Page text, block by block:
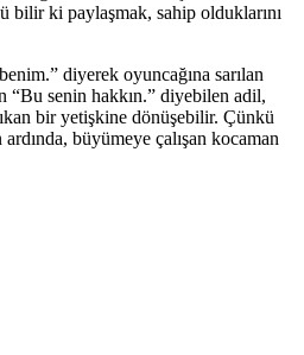
bilir ki paylaşmak, sahip olduklarını
diyerek oyuncağına sarılan
“Bu senin hakkın.” diyebilen adil,
bir yetişkine dönüşebilir. Çünkü
büyümeye çalışan kocaman